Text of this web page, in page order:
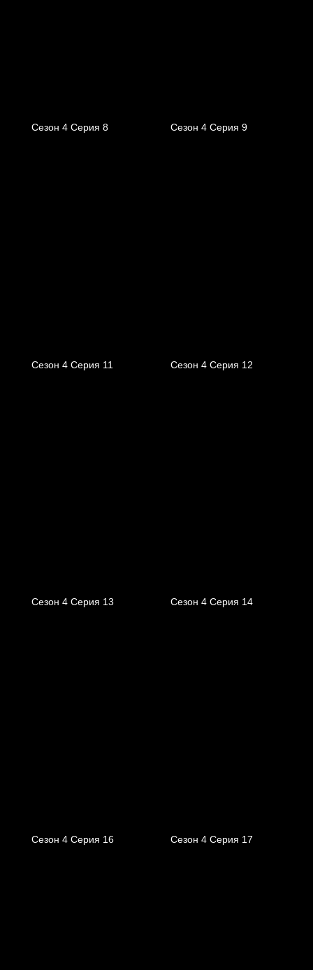
Сезон 4 Серия 8 Сезон 4 Серия 9
Сезон 4 Серия 11 Сезон 4 Серия 12
Сезон 4 Серия 13 Сезон 4 Серия 14
Сезон 4 Серия 16 Сезон 4 Серия 17